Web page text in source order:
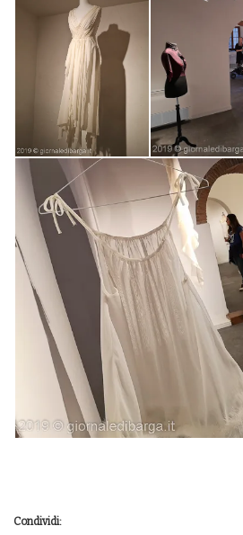
Condividi: